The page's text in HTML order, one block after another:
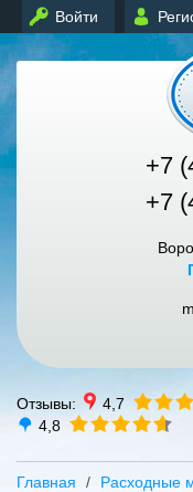
Войти
+7
+7
Отзывы: 4,7
4,8
Главная
Расходные